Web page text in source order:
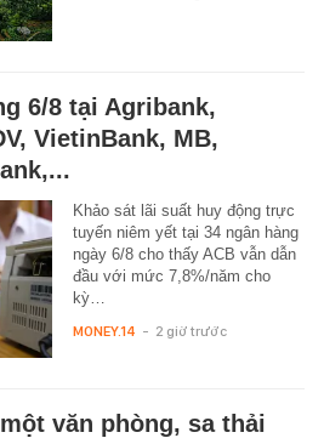
6/8 tại Agribank,
VietinBank, MB,
Khảo sát lãi suất huy động trực
tuyến niêm yết tại 34 ngân hàng
ngày 6/8 cho thấy ACB vẫn dẫn
đầu với mức 7,8%/năm cho
kỳ…
MONEY.14 - 2 giờ trước
văn phòng, sa thải